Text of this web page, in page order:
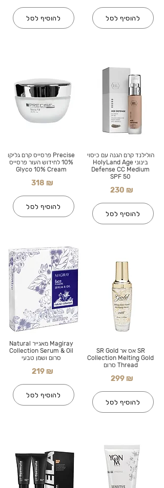
להוסיף לסל
Precise פרסייס קרם גליקו
10% לחידוש העור פרסייס
Glyco 10% Cream
318 ₪
להוסיף לסל
Magiray מאגייר Natural
Collection Serum & Oil
סרום ושמן טבעי
219 ₪
להוסיף לסל
להוסיף לסל
הולילנד קרם הגנה עם כיסוי
בינוני HolyLand Age
Defense CC Medium
SPF 50
230 ₪
להוסיף לסל
SR אס אר SR Gold
Collection Melting Gold
Thread סרום
299 ₪
להוסיף לסל